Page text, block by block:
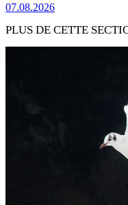
07.08.2026
PLUS DE CETTE